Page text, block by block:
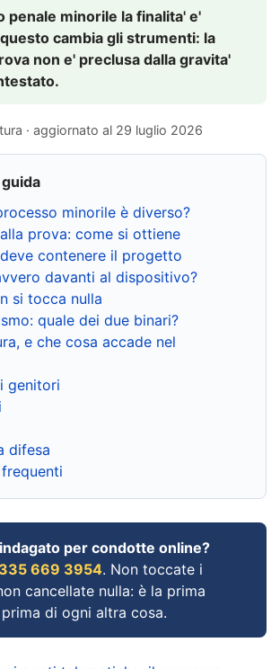
penale minorile la finalita' e'
cambia gli strumenti: la
non e' preclusa dalla gravita'
· aggiornato al 29 luglio 2026
minorile è diverso?
prova: come si ottiene
contenere il progetto
davanti al dispositivo?
si tocca nulla
quale dei due binari?
e che cosa accade nel
genitori
difesa
per condotte online?
669 3954. Non toccate i
cancellate nulla: è la prima
di ogni altra cosa.